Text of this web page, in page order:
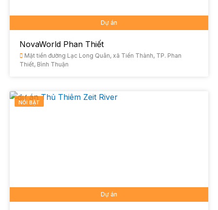
Dự án
NovaWorld Phan Thiết
Mặt tiền đường Lạc Long Quân, xã Tiến Thành, TP. Phan
Thiết, Bình Thuận
NỔI BẬT
Dự án